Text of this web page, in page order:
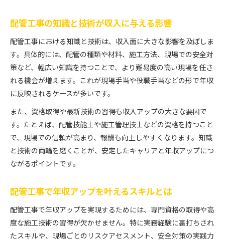
配管工事資格取得後の収入アップ戦略
配管工事資格と現場経験の相乗効果とは
配管工事の知識と技術が収入に与える影響
配管工事における知識と技術は、収入面に大きな影響を及ぼしま
す。具体的には、配管の種類や材料、施工方法、現場での安全対
策など、幅広い知識を持つことで、より難易度の高い現場を任さ
れる機会が増えます。これが現場手当や役職手当などの形で年収
に反映されるケースが多いです。
また、資格取得や最新技術の習得も収入アップの大きな要因で
す。たとえば、配管技能士や施工管理技士などの資格を持つこと
で、現場での信頼が高まり、報酬も向上しやすくなります。知識
と技術の両輪を磨くことが、安定したキャリアと年収アップにつ
ながるポイントです。
配管工事で年収アップを叶えるスキルとは
配管工事で年収アップを実現するためには、専門資格の取得や高
度な施工技術の習得が欠かせません。特に実務経験に裏打ちされ
たスキルや、現場ごとのリスクアセスメント、安全対策の実践力